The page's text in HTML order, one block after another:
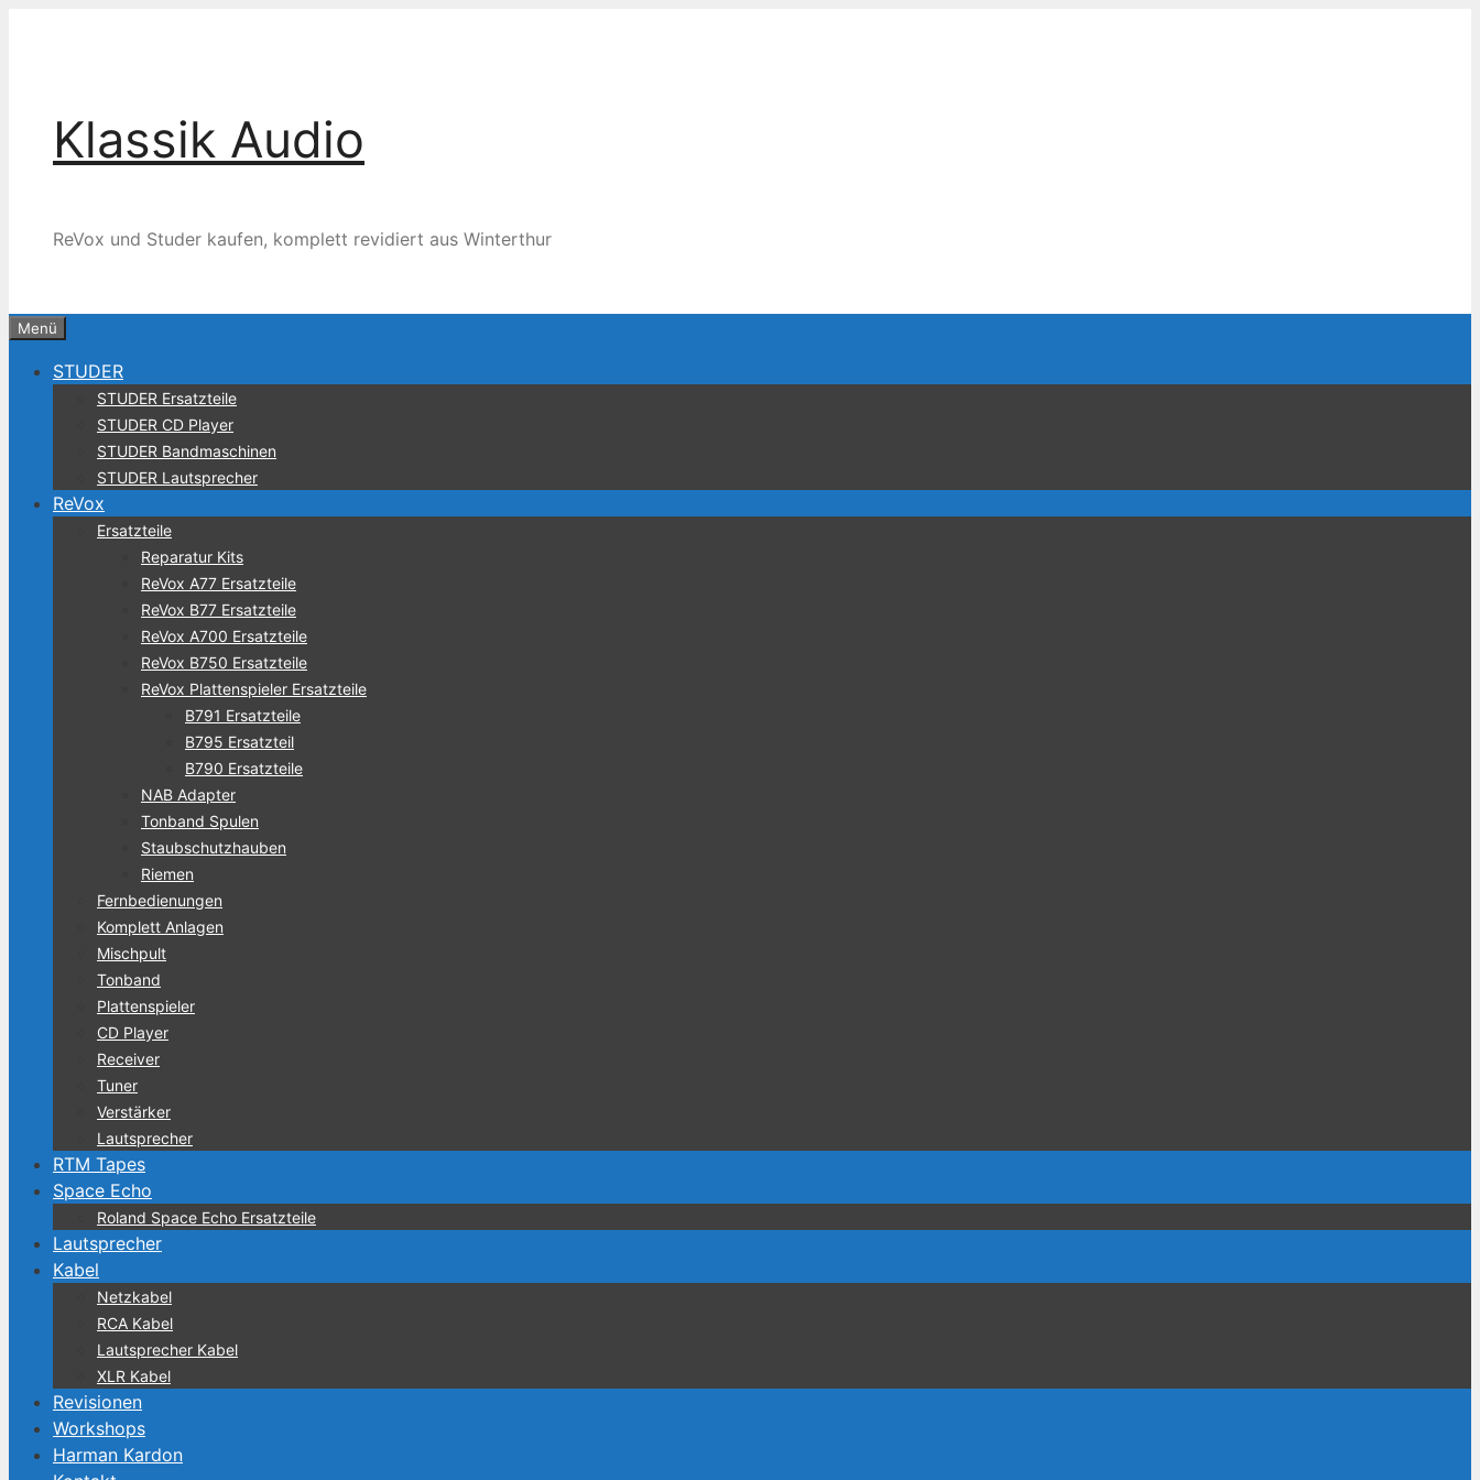
Klassik Audio
ReVox und Studer kaufen, komplett revidiert aus Winterthur
Menü
STUDER
STUDER Ersatzteile
STUDER CD Player
STUDER Bandmaschinen
STUDER Lautsprecher
ReVox
Ersatzteile
Reparatur Kits
ReVox A77 Ersatzteile
ReVox B77 Ersatzteile
ReVox A700 Ersatzteile
ReVox B750 Ersatzteile
ReVox Plattenspieler Ersatzteile
B791 Ersatzteile
B795 Ersatzteil
B790 Ersatzteile
NAB Adapter
Tonband Spulen
Staubschutzhauben
Riemen
Fernbedienungen
Komplett Anlagen
Mischpult
Tonband
Plattenspieler
CD Player
Receiver
Tuner
Verstärker
Lautsprecher
RTM Tapes
Space Echo
Roland Space Echo Ersatzteile
Lautsprecher
Kabel
Netzkabel
RCA Kabel
Lautsprecher Kabel
XLR Kabel
Revisionen
Workshops
Harman Kardon